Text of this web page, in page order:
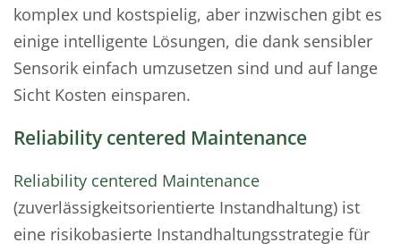
komplex und kostspielig, aber inzwischen gibt es
einige intelligente Lösungen, die dank sensibler
Sensorik einfach umzusetzen sind und auf lange
Sicht Kosten einsparen.
Reliability centered Maintenance
Reliability centered Maintenance
(zuverlässigkeitsorientierte Instandhaltung) ist
eine risikobasierte Instandhaltungsstrategie für